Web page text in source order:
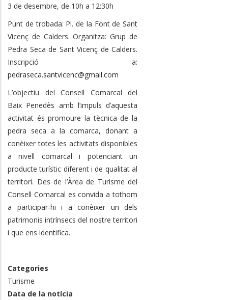
3 de desembre, de 10h a 12:30h
Punt de trobada: Pl. de la Font de Sant
Vicenç de Calders. Organitza: Grup de
Pedra Seca de Sant Vicenç de Calders.
Inscripció a:
pedraseca.santvicenc@gmail.com
L’objectiu del Consell Comarcal del
Baix Penedès amb l’impuls d’aquesta
activitat és promoure la tècnica de la
pedra seca a la comarca, donant a
conèixer totes les activitats disponibles
a nivell comarcal i potenciant un
producte turístic diferent i de qualitat al
territori. Des de l’Àrea de Turisme del
Consell Comarcal es convida a tothom
a participar-hi i a conèixer un dels
patrimonis intrínsecs del nostre territori
i que ens identifica.
Categories
Turisme
Data de la notícia